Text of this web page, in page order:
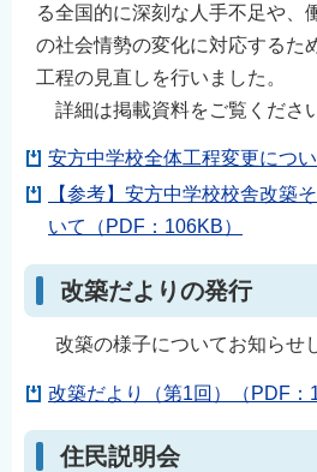
る全国的に深刻な人手不足や、
の社会情勢の変化に対応するた
工程の見直しを行いました。
詳細は掲載資料をご覧くださ
安方中学校全体工程変更につ
【参考】安方中学校校舎改築
いて（PDF：106KB）
改築だよりの発行
改築の様子についてお知らせ
改築だより（第1回）（PDF：
住民説明会
日本語
English
简体中文
繁體中文
한국어
नेपाली
Filipino